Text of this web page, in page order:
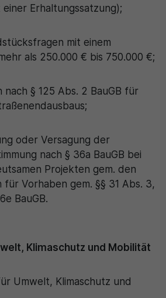
einer Erhaltungssatzung);
mit einem
als 250.000 € bis 750.000 €;
§ 125 Abs. 2 BauGB für
oder Versagung der
nach § 36a BauGB bei
Projekten gem. den
für Vorhaben gem. §§ 31 Abs. 3,
BauGB.
Klimaschutz und Mobilität
Umwelt, Klimaschutz und